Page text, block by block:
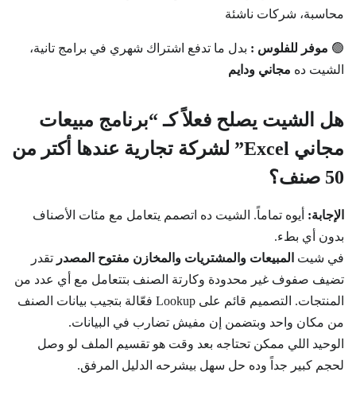
محاسبة، شركات ناشئة
🟢 موفر للفلوس : بدل ما تدفع اشتراك شهري في برامج تانية،
الشيت ده مجاني ودايم
هل الشيت يصلح فعلاً كـ “برنامج مبيعات
مجاني Excel” لشركة تجارية عندها أكتر من
50 صنف؟
الإجابة: أيوه تماماً. الشيت ده اتصمم يتعامل مع مئات الأصناف
بدون أي بطء.
في شيت المبيعات والمشتريات والمخازن مفتوح المصدر تقدر
تضيف صفوف غير محدودة وكارتة الصنف بتتعامل مع أي عدد من
المنتجات. التصميم قائم على Lookup فعّالة بتجيب بيانات الصنف
من مكان واحد وبتضمن إن مفيش تضارب في البيانات.
الوحيد اللي ممكن تحتاجه بعد وقت هو تقسيم الملف لو وصل
لحجم كبير جداً وده حل سهل بيشرحه الدليل المرفق.